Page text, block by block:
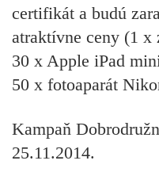
certifikát a budú
atraktívne ceny (1 x
30 x Apple iPad
50 x fotoaparát
Kampaň
25.11.2014.